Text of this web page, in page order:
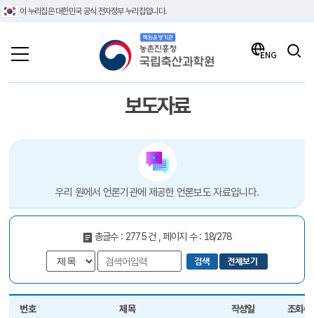
이 누리집은 대한민국 공식 전자정부 누리집입니다.
책임운영기관 농촌진흥청 국립축산과학원
보도자료
우리 원에서 언론기관에 제공한 언론보도 자료입니다.
총글수 : 2775 건 , 페이지 수 : 18/278
번호 제목 작성일 조회수